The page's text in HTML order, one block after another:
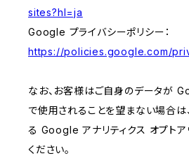
sites?hl=ja
Google プライバシーポリシー：
https://policies.google.com/
なお、お客様はご自身のデータが
で使用されることを望まない場合
る Google アナリティクス オプトア
ください。